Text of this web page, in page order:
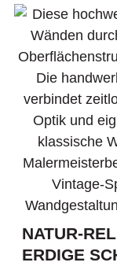
NATUR-
ERDIGE